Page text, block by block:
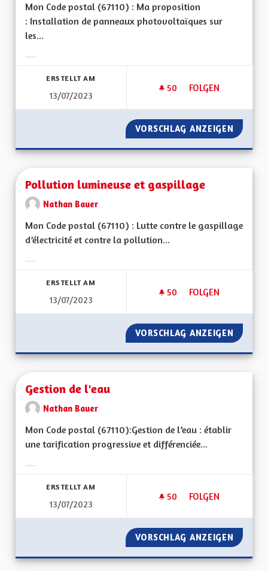
Mon Code postal (67110) : Ma proposition
: Installation de panneaux photovoltaïques sur
les...
ERSTELLT AM
13/07/2023
50 50 FOLLOWER
FOLGEN
PANNEAUX
VORSCHLAG ANZEIGEN
Pollution lumineuse et gaspillage
Nathan Bauer
Mon Code postal (67110) : Lutte contre le gaspillage
d’électricité et contre la pollution...
ERSTELLT AM
13/07/2023
50 50 FOLLOWER
FOLGEN
POLLUTION
VORSCHLAG ANZEIGEN
Gestion de l'eau
Nathan Bauer
Mon Code postal (67110):Gestion de l’eau : établir
une tarification progressive et différenciée...
ERSTELLT AM
13/07/2023
50 50 FOLLOWER
FOLGEN
GESTION DE L'EAU
VORSCHLAG ANZEIGEN